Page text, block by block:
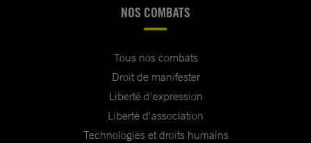
NOS COMBATS
Tous nos combats
Droit de manifester
Liberté d'expression
Liberté d'association
Technologies et droits humains